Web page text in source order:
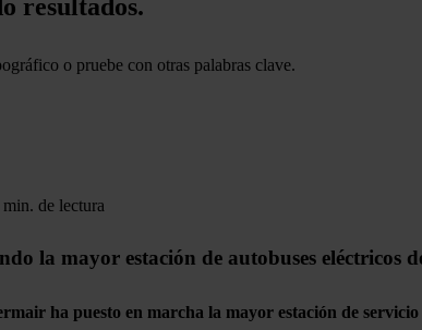
resultados.
o pruebe con otras palabras clave.
de lectura
la mayor estación de autobuses
ha puesto en marcha la mayor estación de